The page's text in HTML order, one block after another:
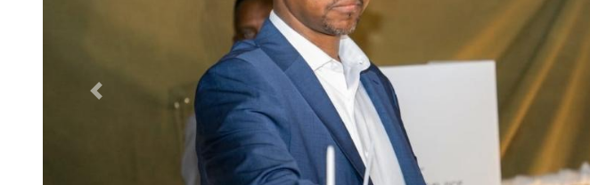
Previous